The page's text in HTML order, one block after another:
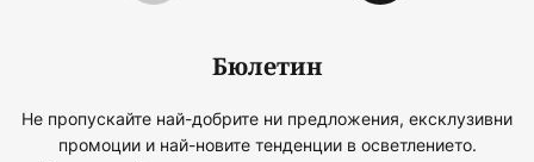
Бюлетин
Не пропускайте най-добрите ни предложения, ексклузивни
промоции и най-новите тенденции в осветлението.